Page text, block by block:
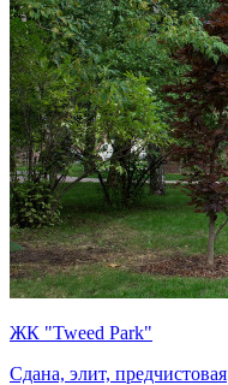
ЖК "Tweed Park"
Сдана, элит, предчистовая